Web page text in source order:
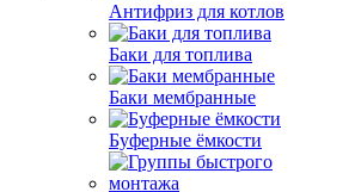
Антифриз для котлов
Баки для топлива
Баки мембранные
Буферные ёмкости